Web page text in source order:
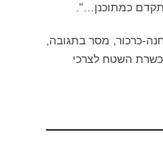
כמתוכנן…".
כרכור, מסר בתגובה,
השטח לצרכי